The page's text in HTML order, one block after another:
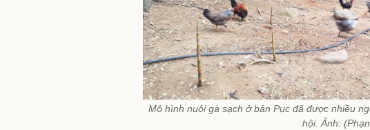
Mô hình nuôi gà sạch ở bản Pục đã được nhiều
hội. Ảnh: